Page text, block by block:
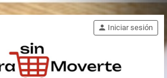
person Iniciar sesión